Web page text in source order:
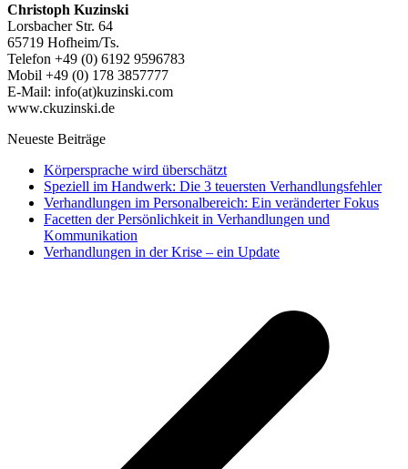
Christoph Kuzinski
Lorsbacher Str. 64
65719 Hofheim/Ts.
Telefon +49 (0) 6192 9596783
Mobil +49 (0) 178 3857777
E-Mail: info(at)kuzinski.com
www.ckuzinski.de
Neueste Beiträge
Körpersprache wird überschätzt
Speziell im Handwerk: Die 3 teuersten Verhandlungsfehler
Verhandlungen im Personalbereich: Ein veränderter Fokus
Facetten der Persönlichkeit in Verhandlungen und
Kommunikation
Verhandlungen in der Krise – ein Update